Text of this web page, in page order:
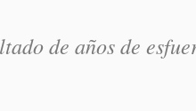
de años de